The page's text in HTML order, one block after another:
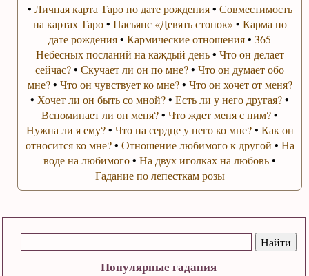
Популярные гадания
• Личная карта Таро по дате рождения• Совместимость
на картах Таро• Пасьянс «Девять стопок» • Карма по
дате рождения•Кармические отношения•365
Небесных посланий на каждый день• Что он делает
сейчас?•Скучает ли он по мне?•Что он думает обо
мне?• Что он чувствует ко мне?• Что он хочет от меня?
• Хочет ли он быть со мной?•Есть ли у него другая?•
Вспоминает ли он меня?•Что ждет меня с ним?•
Нужна ли я ему?• Что на сердце у него ко мне?• Как он
относится ко мне?• Отношение любимого к другой • На
воде на любимого•На двух иголках на любовь•
Гадание по лепесткам розы